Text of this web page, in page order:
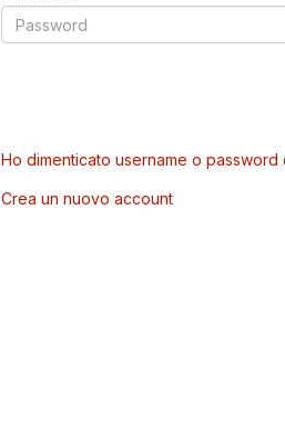
Ho dimenticato username o password
Crea un nuovo account